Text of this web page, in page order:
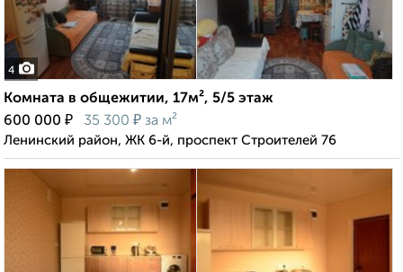
4
Комната в общежитии, 17м², 5/5 этаж
600 000 ₽ 35 300 ₽ за м²
Ленинский район, ЖК 6-й, проспект Строителей 76